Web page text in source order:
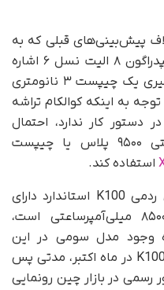
پیش‌بینی‌های قبلی که به
استفاده از تراشه ۲ نانومتری اسنپدراگون ۸ الیت نسل ۶ اشاره
داشتند، گزارش‌های جدید از به‌کارگیری یک چیپست ۳ نانومتری
به اینکه کوالکام تراشه
دستور کار ندارد، احتمال
می‌رود ردمی از تراشه دایمنسیتی ۹۵۰۰ پلاس یا چیپست
استفاده کند.
در نهایت، با توجه به اینکه مدل ردمی K100 استاندارد دارای
نمایشگر ۶.۶ اینچی و باتری ۸۵۰۰ میلی‌آمپرساعتی است،
وجود مدل سومی در این
خانواده است. انتظار می‌رود سری K100 در ماه اکتبر، مدتی پس
ردمی نوت ۱۷، به‌ طور رسمی در بازار چین رونمایی